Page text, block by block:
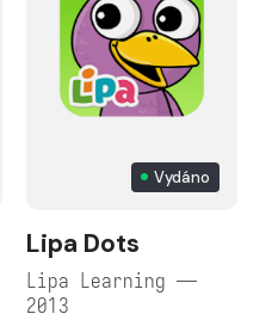
Vydáno
Lipa Dots
Lipa Learning —
2013